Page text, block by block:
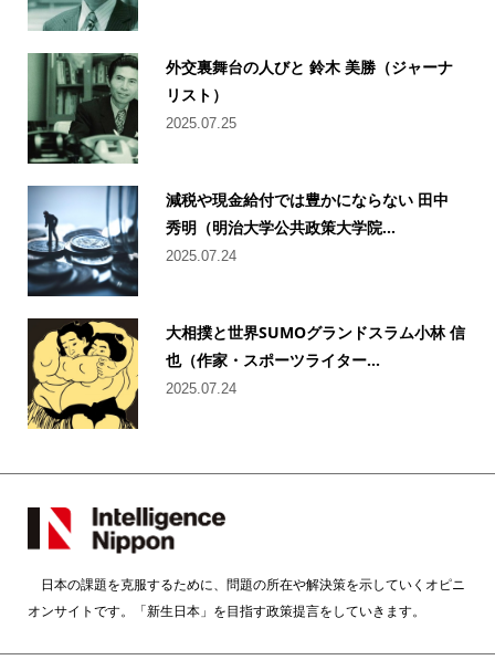
外交裏舞台の人びと 鈴木 美勝（ジャーナ
リスト）
2025.07.25
減税や現金給付では豊かにならない 田中
秀明（明治大学公共政策大学院...
2025.07.24
大相撲と世界SUMOグランドスラム小林 信
也（作家・スポーツライター...
2025.07.24
日本の課題を克服するために、問題の所在や解決策を示していくオピニ
オンサイトです。「新生日本」を目指す政策提言をしていきます。